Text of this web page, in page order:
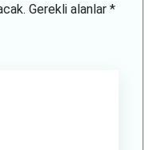
Gerekli alanlar *